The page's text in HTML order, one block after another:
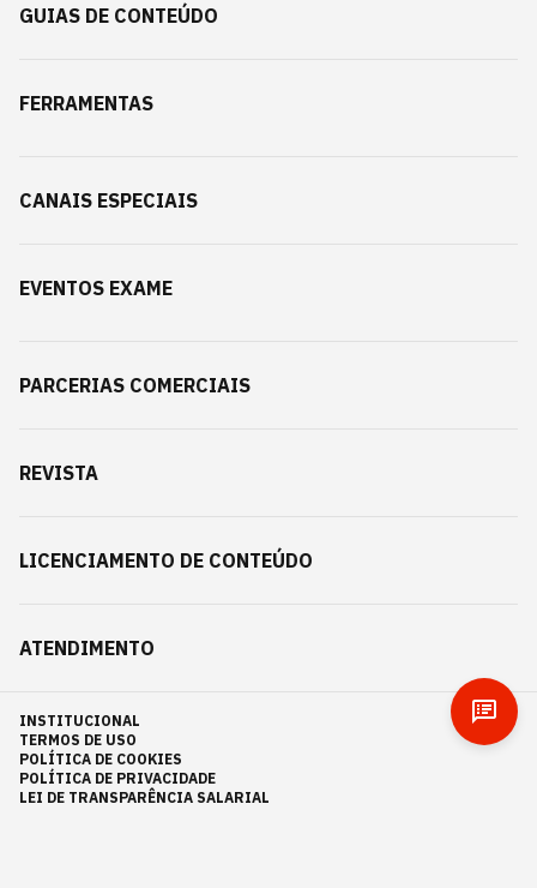
GUIAS DE CONTEÚDO
FERRAMENTAS
CANAIS ESPECIAIS
EVENTOS EXAME
PARCERIAS COMERCIAIS
REVISTA
LICENCIAMENTO DE CONTEÚDO
ATENDIMENTO
INSTITUCIONAL
TERMOS DE USO
POLÍTICA DE COOKIES
POLÍTICA DE PRIVACIDADE
LEI DE TRANSPARÊNCIA SALARIAL